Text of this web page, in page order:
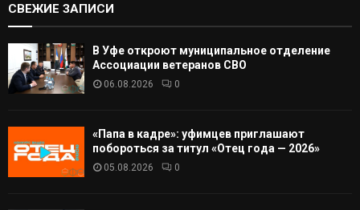
СВЕЖИЕ ЗАПИСИ
В Уфе откроют муниципальное отделение
Ассоциации ветеранов СВО
06.08.2026 0
«Папа в кадре»: уфимцев приглашают
побороться за титул «Отец года — 2026»
05.08.2026 0